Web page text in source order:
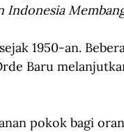
Indonesia
1950-an.
Baru
pokok bagi